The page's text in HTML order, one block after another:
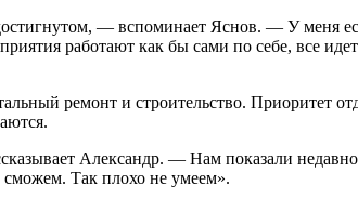
— вспоминает Яснов. — У меня
работают как бы сами по себе, все
ремонт и строительство. Приоритет
Александр. — Нам показали недавно
сможем. Так плохо не умеем».